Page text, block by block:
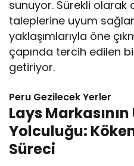
sunuyor. Sürekli olarak
taleplerine uyum
yaklaşımlarıyla öne
çapında tercih edilen
getiriyor.
Peru Gezilecek Yerler
Lays
Yolculuğu:
Süreci